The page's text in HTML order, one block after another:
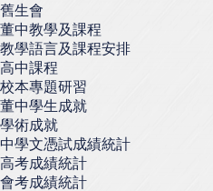
舊生會
董中教學及課程
教學語言及課程安排
高中課程
校本專題研習
董中學生成就
學術成就
中學文憑試成績統計
高考成績統計
會考成績統計